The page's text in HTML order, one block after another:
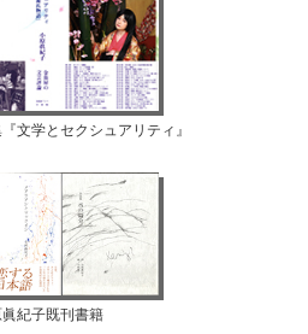
文学とセクシュアリティ』
紀子既刊書籍